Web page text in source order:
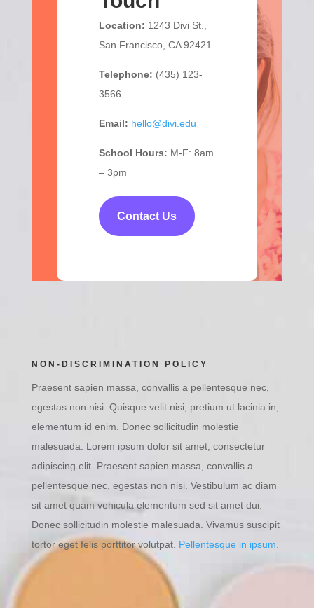
Location: 1243 Divi St.,
San Francisco, CA 92421
Telephone: (435) 123-
3566
Email: hello@divi.edu
School Hours: M-F: 8am
– 3pm
Contact Us
NON-DISCRIMINATION POLICY
Praesent sapien massa, convallis a pellentesque nec,
egestas non nisi. Quisque velit nisi, pretium ut lacinia in,
elementum id enim. Donec sollicitudin molestie
malesuada. Lorem ipsum dolor sit amet, consectetur
adipiscing elit. Praesent sapien massa, convallis a
pellentesque nec, egestas non nisi. Vestibulum ac diam
sit amet quam vehicula elementum sed sit amet dui.
Donec sollicitudin molestie malesuada. Vivamus suscipit
tortor eget felis porttitor volutpat. Pellentesque in ipsum.